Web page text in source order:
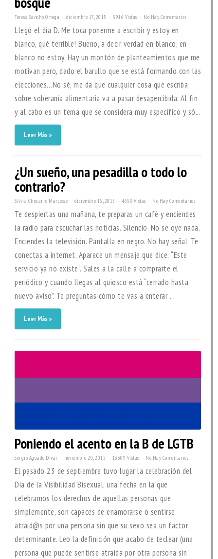
Teresa Sancho Ortega diciembre 17, 2015 3916 Vistas No Hay Comentarios
Llegó el día D. Me toca ponerme a escribir y estoy en
blanco, qué terrible! Bueno, a decir verdad en blanco, en
blanco no estoy. Hay un montón de planteamientos que me
motivan pero, dado el barullo que se está formando con las
elecciones…No sé, me da que cualquier cosa que escriba
sobre soberanía alimentaria va a pasar desapercibida. Al fin
y al cabo es un tema que se considera muy específico y só...
Leer Más »
¿Un sueño, una pesadilla o todo lo
contrario?
Silvia Chocarro Marcesse diciembre 16, 2015 4658 Vistas No Hay Comentarios
Te despiertas una mañana, te preparas un café y enciendes
la radio para escuchar las noticias. Silencio. No se oye nada.
Enciendes la televisión. Pantalla en negro. No hay señal. Te
conectas a internet. Aparece un mensaje que dice: “Este
servicio ya no existe”. Sales a la calle a comprarte el
periódico y cuando llegas al quiosco está “cerrado hasta
nuevo aviso”. Te preguntas cómo te vas a enterar ...
Leer Más »
Poniendo el acento en la B de LGTB
Sergio Aguado Dívar noviembre 20, 2015 13309 Vistas No Hay Comentarios
El pasado 23 de septiembre tuvo lugar la celebración del
Día de la Visibilidad Bisexual, una fecha en la que
celebramos los derechos de aquellas personas que
simplemente, son capaces de enamorarse o sentirse
atraid@s por una persona sin que su sexo sea un factor
determinante. Leo la definición que acabo de teclear (una
persona que puede sentirse atraída por otra persona sin